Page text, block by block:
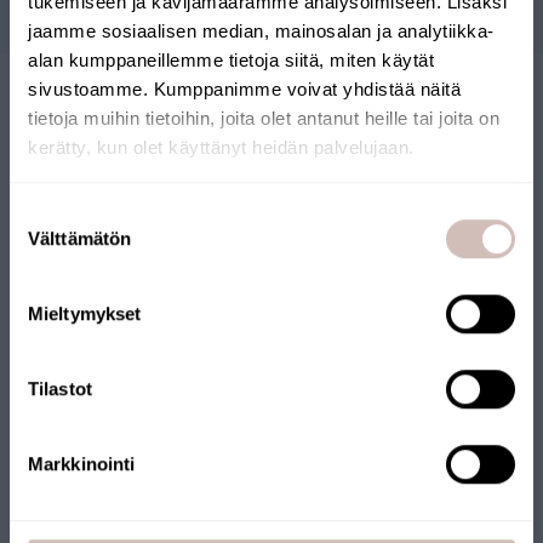
jaamme sosiaalisen median, mainosalan ja analytiikka-
alan kumppaneillemme tietoja siitä, miten käytät
sivustoamme. Kumppanimme voivat yhdistää näitä
tietoja muihin tietoihin, joita olet antanut heille tai joita on
kerätty, kun olet käyttänyt heidän palvelujaan.
valinta
Välttämätön
Mieltymykset
Tilastot
Markkinointi
Our online store has been awarded the Key Flag Symbol. The
shipped from Finland. Many of our products also carry the Key
country